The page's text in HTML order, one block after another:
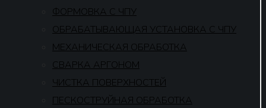
ФОРМОВКА С ЧПУ
ОБРАБАТЫВАЮЩАЯ УСТАНОВКА С ЧПУ
МЕХАНИЧЕСКАЯ ОБРАБОТКА
СВАРКА АРГОНОМ
ЧИСТКА ПОВЕРХНОСТЕЙ
ПЕСКОСТРУЙНАЯ ОБРАБОТКА